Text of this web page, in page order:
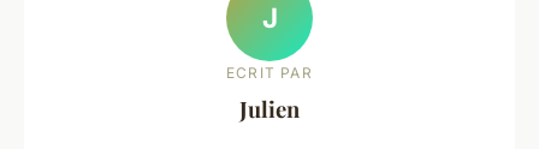
J
ECRIT PAR
Julien